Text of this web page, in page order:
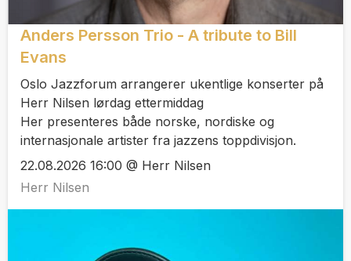
Anders Persson Trio - A tribute to Bill
Evans
Oslo Jazzforum arrangerer ukentlige konserter på
Herr Nilsen lørdag ettermiddag
Her presenteres både norske, nordiske og
internasjonale artister fra jazzens toppdivisjon.
22.08.2026 16:00 @ Herr Nilsen
Herr Nilsen